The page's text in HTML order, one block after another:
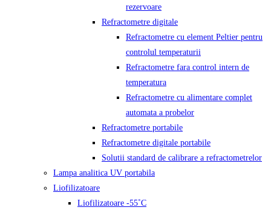
rezervoare
Refractometre digitale
Refractometre cu element Peltier pentru
controlul temperaturii
Refractometre fara control intern de
temperatura
Refractometre cu alimentare complet
automata a probelor
Refractometre portabile
Refractometre digitale portabile
Solutii standard de calibrare a refractometrelor
Lampa analitica UV portabila
Liofilizatoare
Liofilizatoare -55˚C